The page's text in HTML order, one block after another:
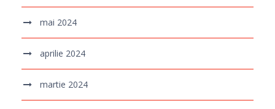
mai 2024
aprilie 2024
martie 2024